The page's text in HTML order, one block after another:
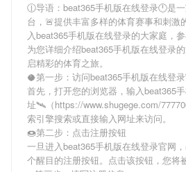
🕧导语： beat365手机版在线登录🕛是
台，🚨提供丰富多样的体育赛事和刺激
入beat365手机版在线登录的大家庭，
为您详细介绍beat365手机版在线登录
启精彩的体育之旅。
🥥第一步：访问beat365手机版在线登
首先，打开您的浏览器，输入beat365
址🛰（https://www.shugege.com/
索引擎搜索或直接输入网址来访问。
🍩第二步：点击注册按钮
一旦进入beat365手机版在线登录官网
个醒目的注册按钮。点击该按钮，您将